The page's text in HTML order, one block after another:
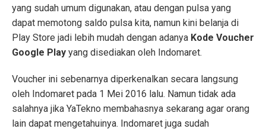
yang sudah umum digunakan, atau dengan pulsa yang
dapat memotong saldo pulsa kita, namun kini belanja di
Play Store jadi lebih mudah dengan adanya Kode Voucher
Google Play yang disediakan oleh Indomaret.
Voucher ini sebenarnya diperkenalkan secara langsung
oleh Indomaret pada 1 Mei 2016 lalu. Namun tidak ada
salahnya jika YaTekno membahasnya sekarang agar orang
lain dapat mengetahuinya. Indomaret juga sudah